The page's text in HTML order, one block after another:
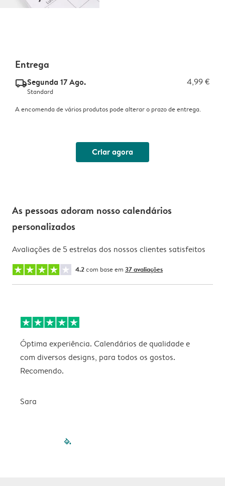
Entrega
delivery_standard_v2Segunda 17 Ago. 4,99 €
Standard
A encomenda de vários produtos pode alterar o prazo de entrega.
Criar agora
As pessoas adoram nosso calendários
personalizados
Avaliações de 5 estrelas dos nossos clientes satisfeitos
4.2com base em 37 avaliações
Óptima experiência. Calendários de qualidade e
com diversos designs, para todos os gostos.
Recomendo.
Sara
filled-pagination